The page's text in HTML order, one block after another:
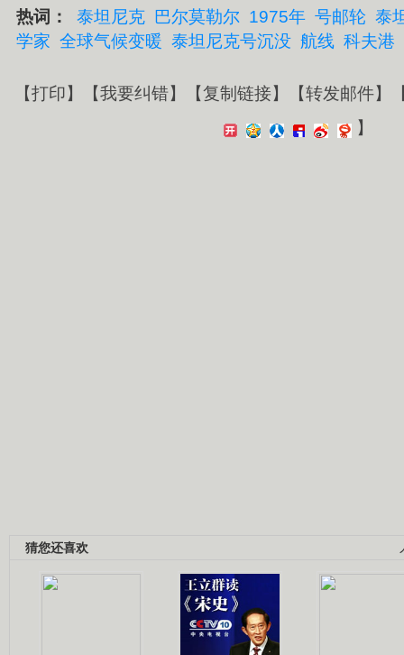
热词： 泰坦尼克 巴尔莫勒尔 1975年 号邮轮 泰
学家 全球气候变暖 泰坦尼克号沉没 航线 科夫港
【打印】【我要纠错】【复制链接】【转发邮件】
】
猜您还喜欢